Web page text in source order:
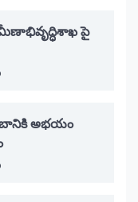
పై
అభయం